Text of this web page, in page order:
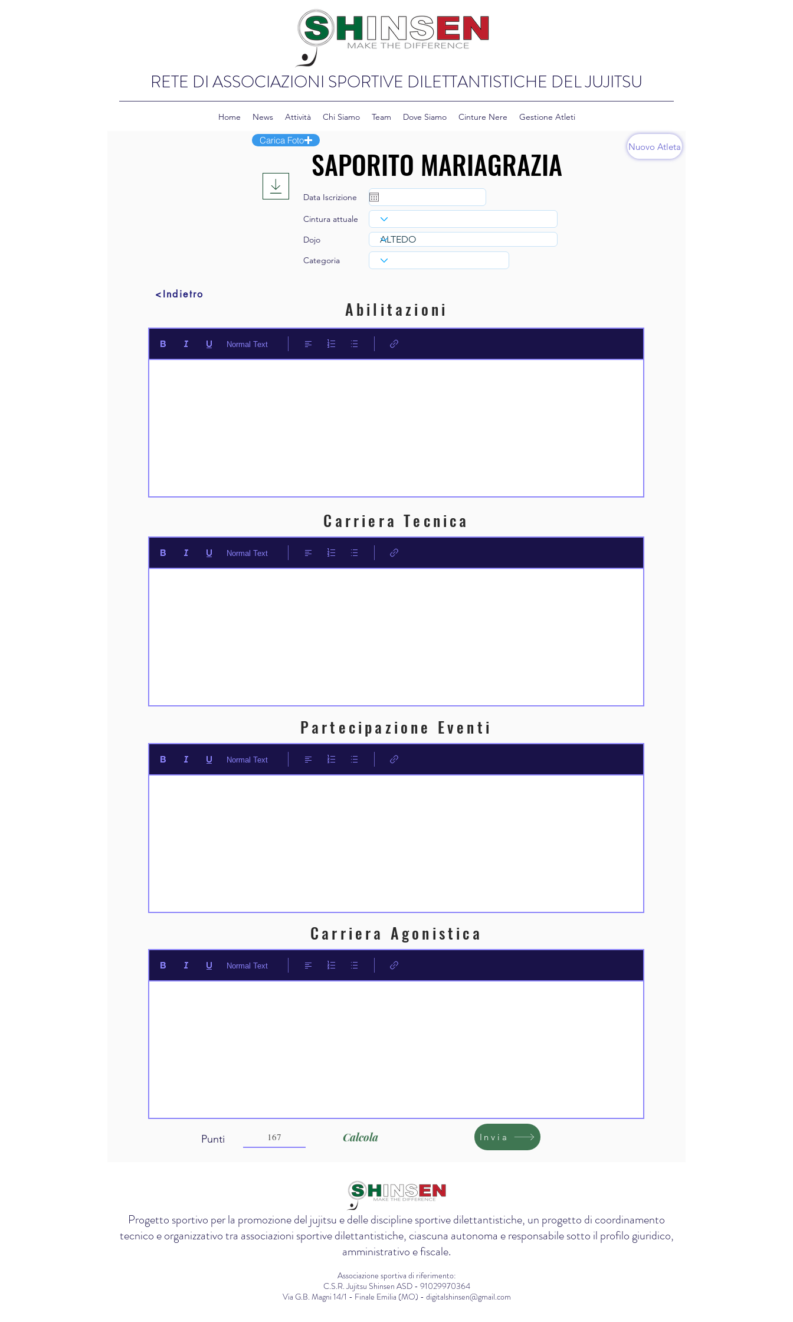
RETE DI ASSOCIAZIONI SPORTIVE DILETTANTISTICHE DEL JUJITSU
Home News Attività Chi Siamo Team Dove Siamo Cinture Nere Gestione Atleti
Carica Foto
Nuovo Atleta
Data Iscrizione
Cintura attuale
Dojo
Categoria
<Indietro
Abilitazioni
Normal Text
Carriera Tecnica
Normal Text
Partecipazione Eventi
Normal Text
Carriera Agonistica
Normal Text
Punti Calcola Invia
Progetto sportivo per la promozione del jujitsu e delle discipline sportive dilettantistiche, un progetto di coordinamento
tecnico e organizzativo tra associazioni sportive dilettantistiche, ciascuna autonoma e responsabile sotto il profilo giuridico,
amministrativo e fiscale.
Associazione sportiva di riferimento:
C.S.R. Jujitsu Shinsen ASD - 91029970364
Via G.B. Magni 14/1 - Finale Emilia (MO) - digitalshinsen@gmail.com